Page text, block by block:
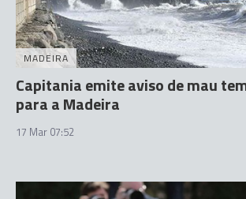
MADEIRA
Capitania emite aviso de mau
para a Madeira
17 Mar 07:52